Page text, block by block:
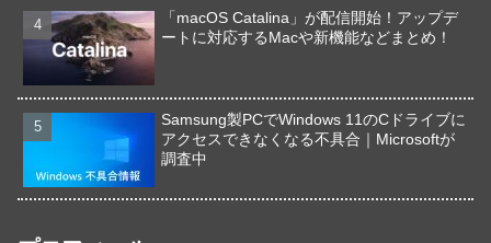
「macOS Catalina」が配信開始！アップデ
ートに対応するMacや新機能などまとめ！
Samsung製PCでWindows 11のCドライブに
アクセスできなくなる不具合｜Microsoftが
調査中